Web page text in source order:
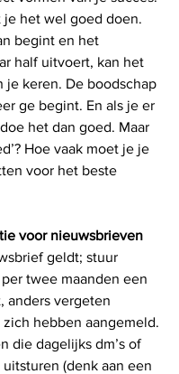
je het wel goed doen.
begint en het
half uitvoert, kan het
je keren. De boodschap
ge begint. En als je er
het dan goed. Maar
Hoe vaak moet je je
voor het beste
voor nieuwsbrieven
geldt; stuur
twee maanden een
anders vergeten
zich hebben aangemeld.
die dagelijks dm’s of
(denk aan een